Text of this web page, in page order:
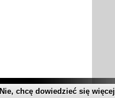
Nie, chcę dowiedzieć się więcej